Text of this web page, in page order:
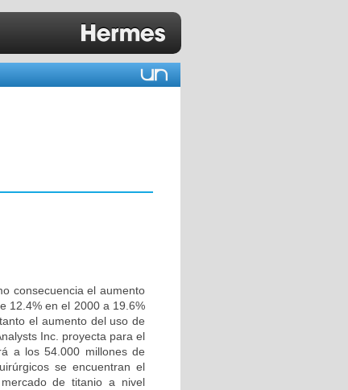
consecuencia el aumento
12.4% en el 2000 a 19.6%
el aumento del uso de
Inc. proyecta para el
a los 54.000 millones de
se encuentran el
de titanio a nivel